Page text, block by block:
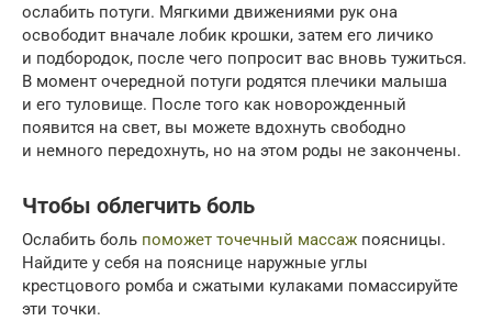
ослабить потуги. Мягкими движениями рук она
освободит вначале лобик крошки, затем его личико
и подбородок, после чего попросит вас вновь тужиться.
В момент очередной потуги родятся плечики малыша
и его туловище. После того как новорожденный
появится на свет, вы можете вдохнуть свободно
и немного передохнуть, но на этом роды не закончены.
Чтобы облегчить боль
Ослабить боль поможет точечный массаж поясницы.
Найдите у себя на пояснице наружные углы
крестцового ромба и сжатыми кулаками помассируйте
эти точки.